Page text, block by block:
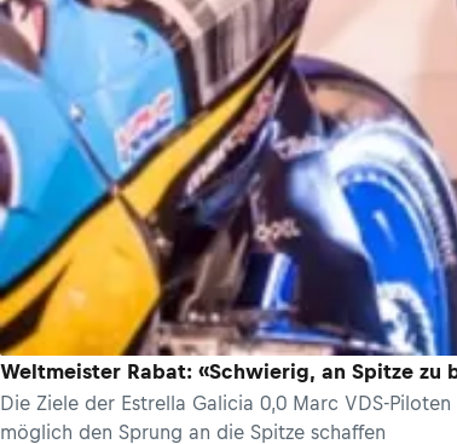
Weltmeister Rabat: «Schwierig, an Spitze zu
Die Ziele der Estrella Galicia 0,0 Marc VDS-
möglich den Sprung an die Spitze schaffen